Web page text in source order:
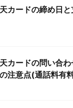
カードの締め日
カードの問い合
注意点(通話料有